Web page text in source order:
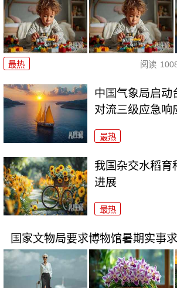
最热 阅读
中国气象局启动
对流三级应急响
最热
我国杂交水稻育
进展
最热
国家文物局要求博物馆暑期实事